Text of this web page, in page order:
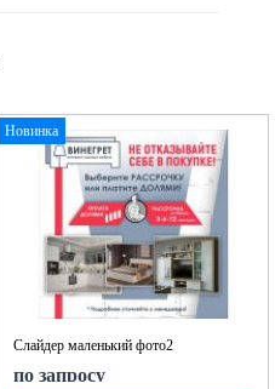
Новинка
Слайдер маленький фото2
по запросу